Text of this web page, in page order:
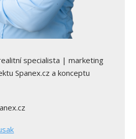
specialista | marketing
Spanex.cz a konceptu